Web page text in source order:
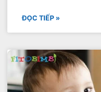
ĐỌC TIẾP »